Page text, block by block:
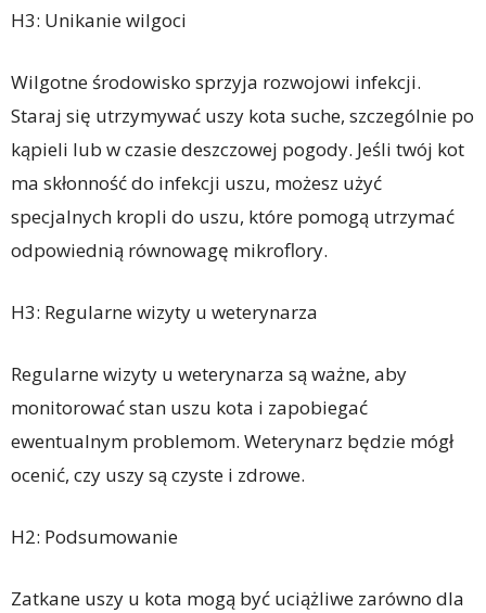
H3: Unikanie wilgoci
Wilgotne środowisko sprzyja rozwojowi infekcji.
Staraj się utrzymywać uszy kota suche, szczególnie po
kąpieli lub w czasie deszczowej pogody. Jeśli twój kot
ma skłonność do infekcji uszu, możesz użyć
specjalnych kropli do uszu, które pomogą utrzymać
odpowiednią równowagę mikroflory.
H3: Regularne wizyty u weterynarza
Regularne wizyty u weterynarza są ważne, aby
monitorować stan uszu kota i zapobiegać
ewentualnym problemom. Weterynarz będzie mógł
ocenić, czy uszy są czyste i zdrowe.
H2: Podsumowanie
Zatkane uszy u kota mogą być uciążliwe zarówno dla